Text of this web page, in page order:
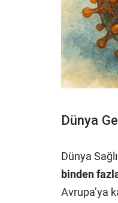
Dünya
Dünya
binden
Avrupa’ya